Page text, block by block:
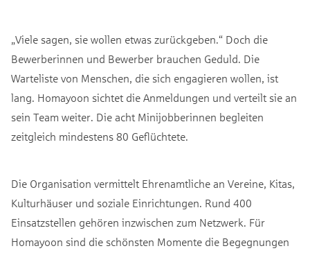
„Viele sagen, sie wollen etwas zurückgeben.“ Doch die
Bewerberinnen und Bewerber brauchen Geduld. Die
Warteliste von Menschen, die sich engagieren wollen, ist
lang. Homayoon sichtet die Anmeldungen und verteilt sie an
sein Team weiter. Die acht Minijobberinnen begleiten
zeitgleich mindestens 80 Geflüchtete.
Die Organisation vermittelt Ehrenamtliche an Vereine, Kitas,
Kulturhäuser und soziale Einrichtungen. Rund 400
Einsatzstellen gehören inzwischen zum Netzwerk. Für
Homayoon sind die schönsten Momente die Begegnungen